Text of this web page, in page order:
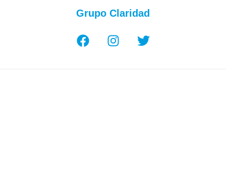
Grupo Claridad